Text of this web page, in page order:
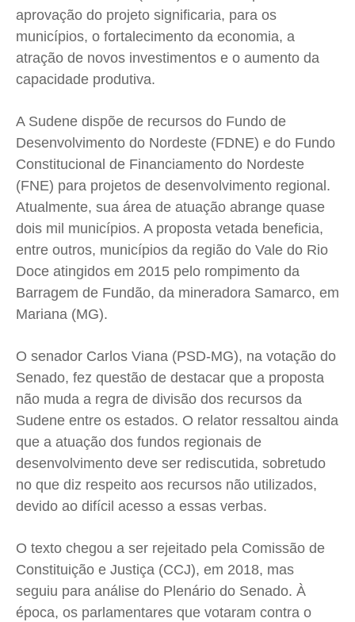
aprovação do projeto significaria, para os
municípios, o fortalecimento da economia, a
atração de novos investimentos e o aumento da
capacidade produtiva.
A Sudene dispõe de recursos do Fundo de
Desenvolvimento do Nordeste (FDNE) e do Fundo
Constitucional de Financiamento do Nordeste
(FNE) para projetos de desenvolvimento regional.
Atualmente, sua área de atuação abrange quase
dois mil municípios. A proposta vetada beneficia,
entre outros, municípios da região do Vale do Rio
Doce atingidos em 2015 pelo rompimento da
Barragem de Fundão, da mineradora Samarco, em
Mariana (MG).
O senador Carlos Viana (PSD-MG), na votação do
Senado, fez questão de destacar que a proposta
não muda a regra de divisão dos recursos da
Sudene entre os estados. O relator ressaltou ainda
que a atuação dos fundos regionais de
desenvolvimento deve ser rediscutida, sobretudo
no que diz respeito aos recursos não utilizados,
devido ao difícil acesso a essas verbas.
O texto chegou a ser rejeitado pela Comissão de
Constituição e Justiça (CCJ), em 2018, mas
seguiu para análise do Plenário do Senado. À
época, os parlamentares que votaram contra o